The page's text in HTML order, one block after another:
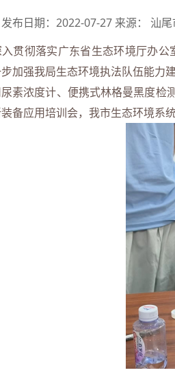
发布日期：2022-07-27 来源： 汕尾
彻落实广东省生态环境厅办公
加强我局生态环境执法队伍能力
素浓度计、便携式林格曼黑度检
备应用培训会，我市生态环境系